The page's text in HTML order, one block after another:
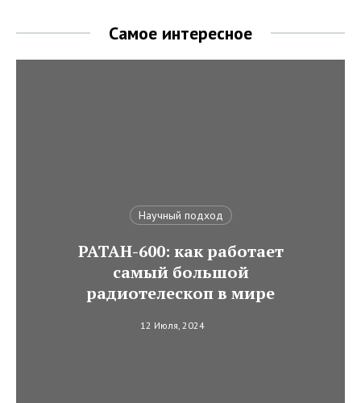
Самое интересное
Научный подход
РАТАН-600: как работает
самый большой
радиотелескоп в мире
12 Июля, 2024